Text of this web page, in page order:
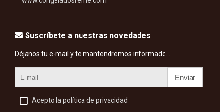
Suscríbete a nuestras novedades
Déjanos tu e-mail y te mantendremos informado...
Enviar
Acepto la política de privacidad